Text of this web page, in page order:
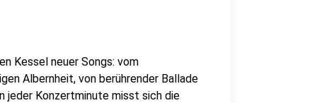
Kessel neuer Songs: vom
Albernheit, von berührender Ballade
jeder Konzertminute misst sich die